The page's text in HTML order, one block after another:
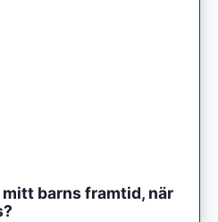
barns framtid, när